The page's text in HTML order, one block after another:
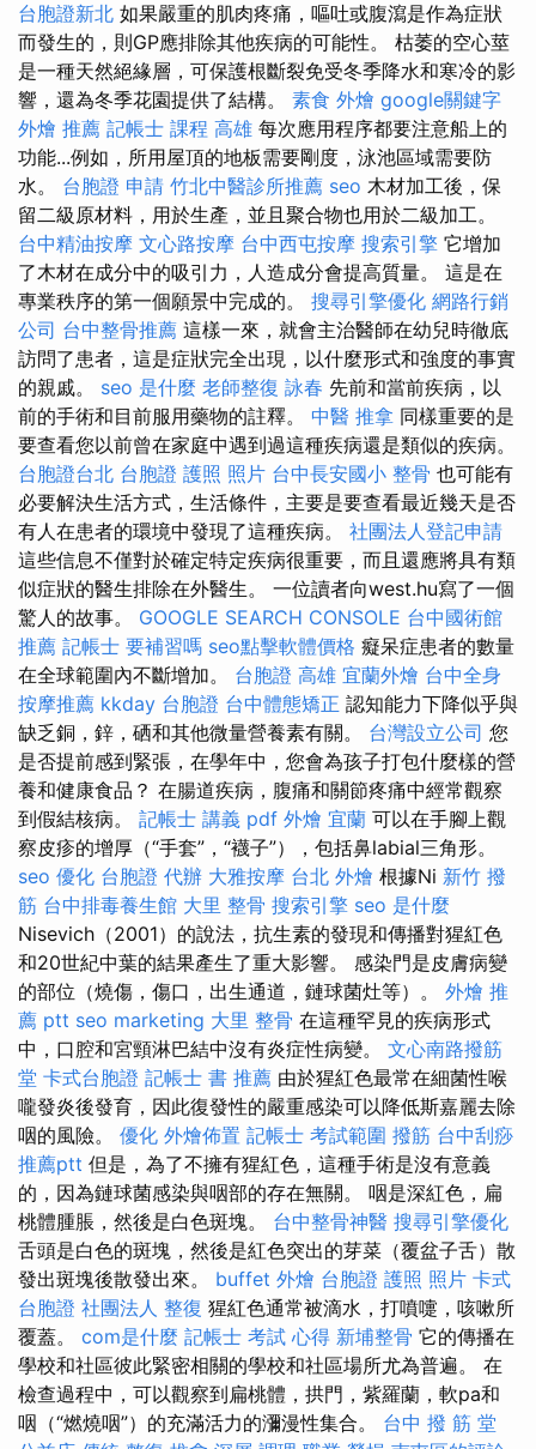
台胞證新北 如果嚴重的肌肉疼痛，嘔吐或腹瀉是作為症狀
而發生的，則GP應排除其他疾病的可能性。 枯萎的空心莖
是一種天然絕緣層，可保護根斷裂免受冬季降水和寒冷的影
響，還為冬季花園提供了結構。 素食 外燴 google關鍵字
外燴 推薦 記帳士 課程 高雄 每次應用程序都要注意船上的
功能...例如，所用屋頂的地板需要剛度，泳池區域需要防
水。 台胞證 申請 竹北中醫診所推薦 seo 木材加工後，保
留二級原材料，用於生產，並且聚合物也用於二級加工。
台中精油按摩 文心路按摩 台中西屯按摩 搜索引擎 它增加
了木材在成分中的吸引力，人造成分會提高質量。 這是在
專業秩序的第一個願景中完成的。 搜尋引擎優化 網路行銷
公司 台中整骨推薦 這樣一來，就會主治醫師在幼兒時徹底
訪問了患者，這是症狀完全出現，以什麼形式和強度的事實
的親戚。 seo 是什麼 老師整復 詠春 先前和當前疾病，以
前的手術和目前服用藥物的註釋。 中醫 推拿 同樣重要的是
要查看您以前曾在家庭中遇到過這種疾病還是類似的疾病。
台胞證台北 台胞證 護照 照片 台中長安國小 整骨 也可能有
必要解決生活方式，生活條件，主要是要查看最近幾天是否
有人在患者的環境中發現了這種疾病。 社團法人登記申請
這些信息不僅對於確定特定疾病很重要，而且還應將具有類
似症狀的醫生排除在外醫生。 一位讀者向west.hu寫了一個
驚人的故事。 GOOGLE SEARCH CONSOLE 台中國術館
推薦 記帳士 要補習嗎 seo點擊軟體價格 癡呆症患者的數量
在全球範圍內不斷增加。 台胞證 高雄 宜蘭外燴 台中全身
按摩推薦 kkday 台胞證 台中體態矯正 認知能力下降似乎與
缺乏銅，鋅，硒和其他微量營養素有關。 台灣設立公司 您
是否提前感到緊張，在學年中，您會為孩子打包什麼樣的營
養和健康食品？ 在腸道疾病，腹痛和關節疼痛中經常觀察
到假結核病。 記帳士 講義 pdf 外燴 宜蘭 可以在手腳上觀
察皮疹的增厚（“手套”，“襪子”），包括鼻labial三角形。
seo 優化 台胞證 代辦 大雅按摩 台北 外燴 根據Ni 新竹 撥
筋 台中排毒養生館 大里 整骨 搜索引擎 seo 是什麼
Nisevich（2001）的說法，抗生素的發現和傳播對猩紅色
和20世紀中葉的結果產生了重大影響。 感染門是皮膚病變
的部位（燒傷，傷口，出生通道，鏈球菌灶等）。 外燴 推
薦 ptt seo marketing 大里 整骨 在這種罕見的疾病形式
中，口腔和宮頸淋巴結中沒有炎症性病變。 文心南路撥筋
堂 卡式台胞證 記帳士 書 推薦 由於猩紅色最常在細菌性喉
嚨發炎後發育，因此復發性的嚴重感染可以降低斯嘉麗去除
咽的風險。 優化 外燴佈置 記帳士 考試範圍 撥筋 台中刮痧
推薦ptt 但是，為了不擁有猩紅色，這種手術是沒有意義
的，因為鏈球菌感染與咽部的存在無關。 咽是深紅色，扁
桃體腫脹，然後是白色斑塊。 台中整骨神醫 搜尋引擎優化
舌頭是白色的斑塊，然後是紅色突出的芽菜（覆盆子舌）散
發出斑塊後散發出來。 buffet 外燴 台胞證 護照 照片 卡式
台胞證 社團法人 整復 猩紅色通常被滴水，打噴嚏，咳嗽所
覆蓋。 com是什麼 記帳士 考試 心得 新埔整骨 它的傳播在
學校和社區彼此緊密相關的學校和社區場所尤為普遍。 在
檢查過程中，可以觀察到扁桃體，拱門，紫羅蘭，軟pa和
咽（“燃燒咽”）的充滿活力的瀰漫性集合。 台中 撥 筋 堂